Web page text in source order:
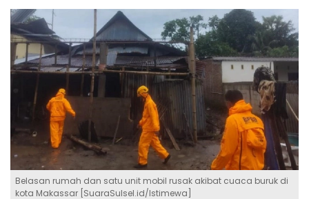
Belasan rumah dan satu unit mobil rusak akibat cuaca buruk di
kota Makassar [SuaraSulsel.id/Istimewa]